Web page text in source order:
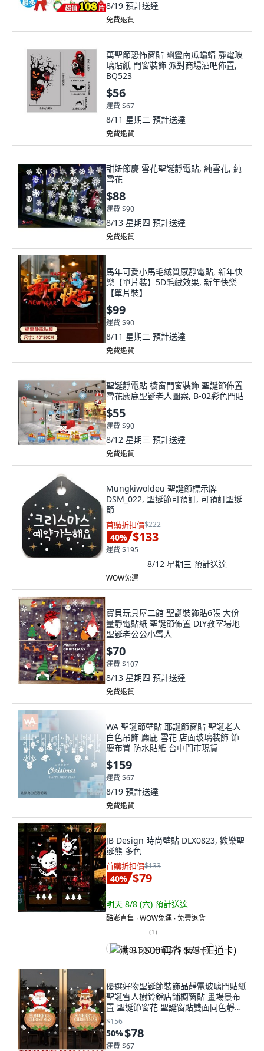
8/19 預計送達
免費退貨
萬聖節恐怖窗貼 幽靈南瓜蝙蝠 靜電玻
璃貼紙 門窗裝飾 派對商場酒吧佈置,
BQ523
$56
運費 $67
8/11 星期二 預計送達
免費退貨
甜妞節慶 雪花聖誕靜電貼, 純雪花, 純
雪花
$88
運費 $90
8/13 星期四 預計送達
免費退貨
馬年可愛小馬毛絨質感靜電貼, 新年快
樂【單片裝】5D毛絨效果, 新年快樂
【單片裝】
$99
運費 $90
8/11 星期二 預計送達
免費退貨
聖誕靜電貼 櫥窗門窗裝飾 聖誕節佈置
雪花麋鹿聖誕老人圖案, B-02彩色門貼
$55
運費 $90
8/12 星期三 預計送達
免費退貨
Mungkiwoldeu 聖誕節標示牌
DSM_022, 聖誕節可預訂, 可預訂聖誕
節
首購折扣價$222
40% $133
運費 $195
8/12 星期三 預計送達
WOW免運
寶貝玩具屋二館 聖誕裝飾貼6張 大份
量靜電貼紙 聖誕節佈置 DIY教室場地
聖誕老公公小雪人
$70
運費 $107
8/13 星期四 預計送達
免費退貨
WA 聖誕節壁貼 耶誕節窗貼 聖誕老人
白色吊飾 麋鹿 雪花 店面玻璃裝飾 節
慶布置 防水貼紙 台中門市現貨
$159
運費 $67
8/19 預計送達
免費退貨
JB Design 時尚壁貼 DLX0823, 歡樂聖
誕熊 多色
首購折扣價$133
40% $79
明天 8/8 (六) 預計送達
酷澎直售 ∙ WOW免運 ∙ 免費退貨
(1)
满 $1,500 再省 $75 (王道卡)
優選好物聖誕節裝飾品靜電玻璃門貼紙
聖誕雪人樹鈴鐺店鋪櫥窗貼 畫場景布
置 聖誕節窗花 聖誕窗貼雙面同色靜電
貼, 76.聖誕門貼
$156
50%$78
運費 $67